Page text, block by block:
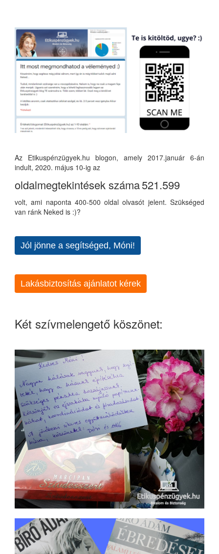
Az Etikuspénzügyek.hu blogon, amely 2017.január 6-án
indult, 2020. május 10-ig az
oldalmegtekintések száma521.599
volt, ami naponta 400-500 oldal olvasót jelent. Szükséged
van ránk Neked is :)?
Jól jönne a segítséged, Móni!
Lakásbiztosítás ajánlatot kérek
Két szívmelengető köszönet: